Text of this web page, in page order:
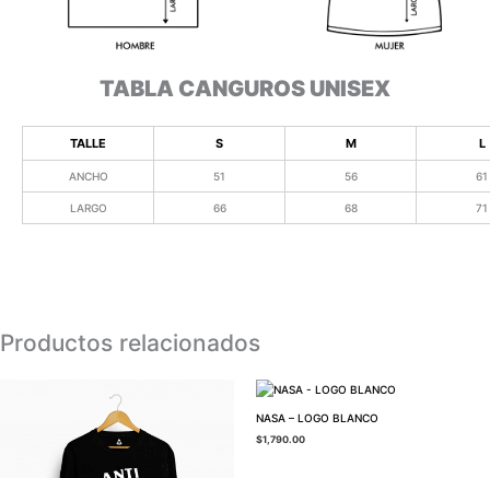
TABLA CANGUROS UNISEX
TALLE S M L
ANCHO 51 56 61
LARGO 66 68 71
Productos relacionados
NASA – LOGO BLANCO
$1,790.00